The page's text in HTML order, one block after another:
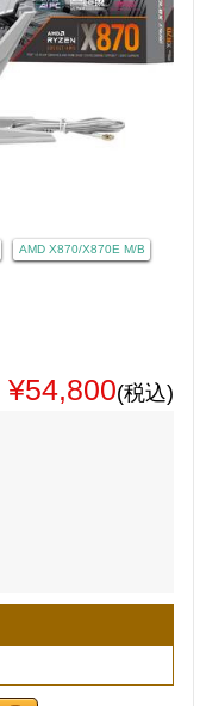
AMD X870/X870E M/B
¥54,800(税込)